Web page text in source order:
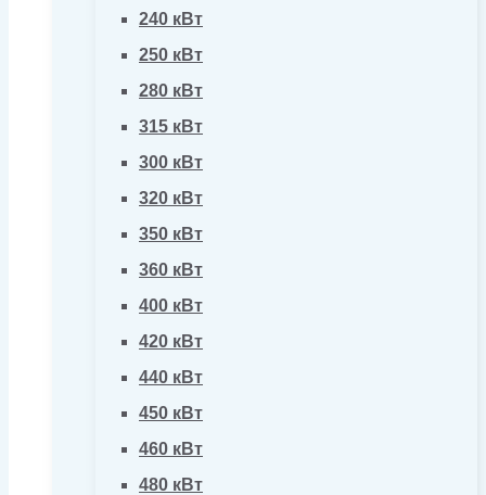
240 кВт
250 кВт
280 кВт
315 кВт
300 кВт
320 кВт
350 кВт
360 кВт
400 кВт
420 кВт
440 кВт
450 кВт
460 кВт
480 кВт